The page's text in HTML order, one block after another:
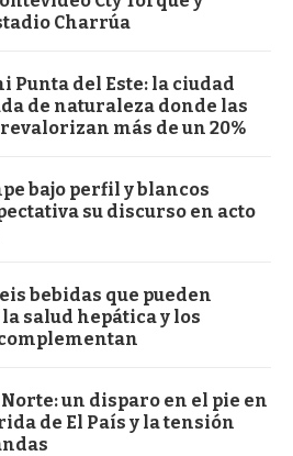
Charrúa
Punta del Este: la ciudad
de naturaleza donde las
más de un 20%
bajo perfil y blancos
su discurso en acto
bebidas que pueden
salud hepática y los
un disparo en el pie en
de El País y la tensión